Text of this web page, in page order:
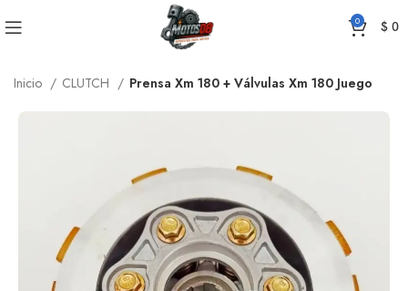
0 $0
Inicio CLUTCH Prensa Xm 180 + Válvulas Xm 180 Juego